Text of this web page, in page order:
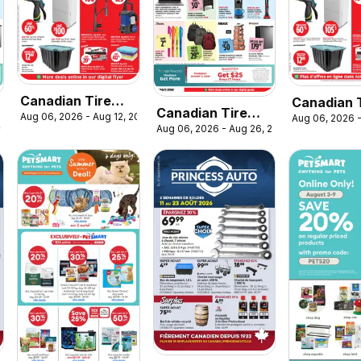
Canadian Tire
weekly flyer
Aug 06, 2026 - Aug 12, 2026
Canadian Tire
flyer - Back To
Class
Aug 06, 2026 - Aug 26, 2026
Canadian
circulaire
Aug 06, 2026 -